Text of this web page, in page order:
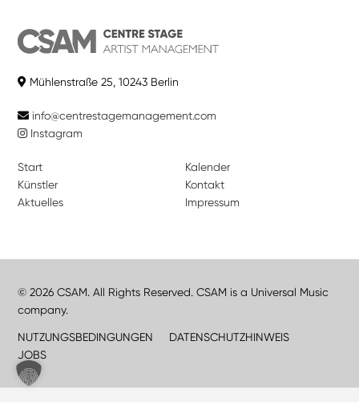
Mühlenstraße 25, 10243 Berlin
info@centrestagemanagement.com
Instagram
Start
Künstler
Aktuelles
Kalender
Kontakt
Impressum
© 2026 CSAM. All Rights Reserved. CSAM is a Universal Music
company.
NUTZUNGSBEDINGUNGEN
DATENSCHUTZHINWEIS
JOBS